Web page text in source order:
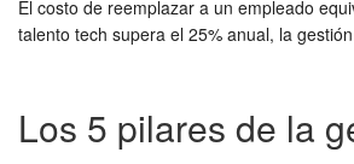
El costo de reemplazar a un empleado
talento tech supera el 25% anual, la
Los 5 pilares de la